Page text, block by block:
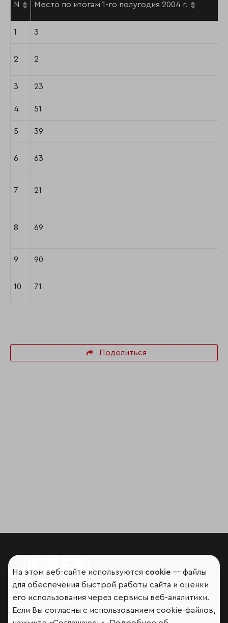
N Место по итогам 1-го полугодия 2004 г.
1 3
2 2
3 23
4 51
5 39
6 63
7 21
8 69
9 90
10 71
Поделиться
Мир сквозь призму рейтингов
На этом веб-сайте используются cookie — файлы
для обеспечения быстрой работы сайта и оценки
его использования через сервисы веб-аналитики.
Если Вы согласны с использованием cookie-файлов,